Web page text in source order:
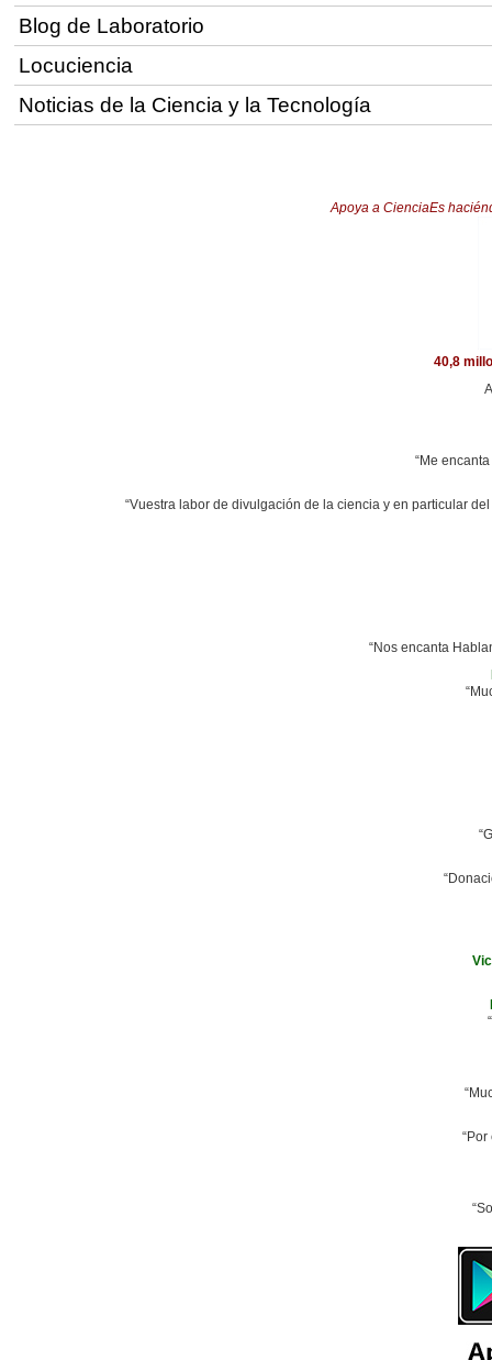
Blog de Laboratorio
Locuciencia
Noticias de la Ciencia y la Tecnología
Apoya a CienciaEs
40,8
“Me
“Vuestra labor de divulgación de la ciencia y en particular
“Nos encanta